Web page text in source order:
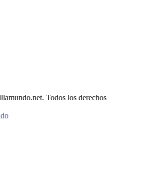
Todos los derechos